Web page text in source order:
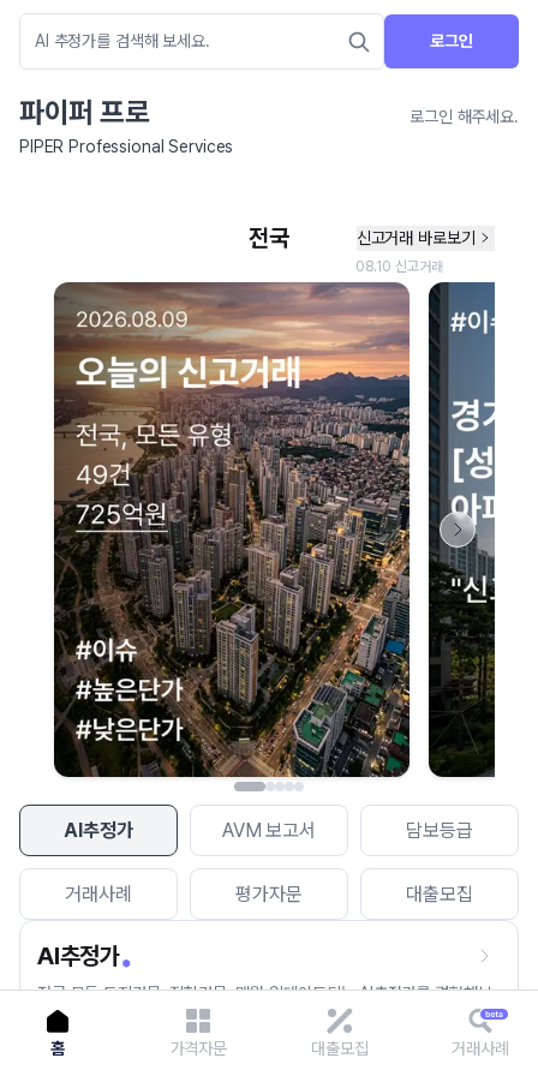
로그인
파이퍼 프로
로그인 해주세요.
PIPER Professional Services
AI추정가 AVM 보고서 담보등급
거래사례 평가자문 대출모집
AI추정가
전국 모든 토지건물, 집합건물, 매월 업데이트되는 AI추정가를 경험해보
세요.
네이버 지도 연결 안내
현재 네이버 지도 연결이 원활하지 않아 지도를 불러올 수 없습니다.
이용에 불편을 드려 죄송합니다.
다시 시도
홈 가격자문 대출모집 거래사례